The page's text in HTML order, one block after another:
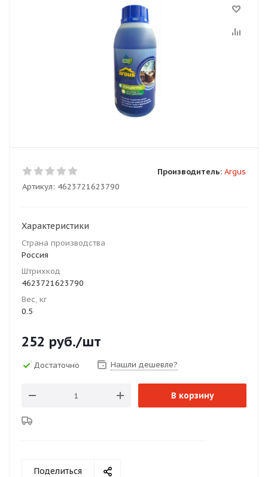
Артикул: 4623721623790
Производитель: Argus
Характеристики
Страна производства
Россия
Штрихкод
4623721623790
Вес, кг
0.5
252 руб./шт
Достаточно Нашли дешевле?
В корзину
Поделиться